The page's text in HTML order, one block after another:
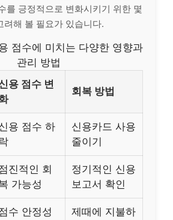
를 긍정적으로 변화시키기 위한 몇
려해 볼 필요가 있습니다.
점수에 미치는 다양한 영향과
관리 방법
용 점수 변
회복 방법
용 점수 하
신용카드 사용
줄이기
진적인 회
가능성
정기적인 신용
보고서 확인
수 안정성
제때에 지불하